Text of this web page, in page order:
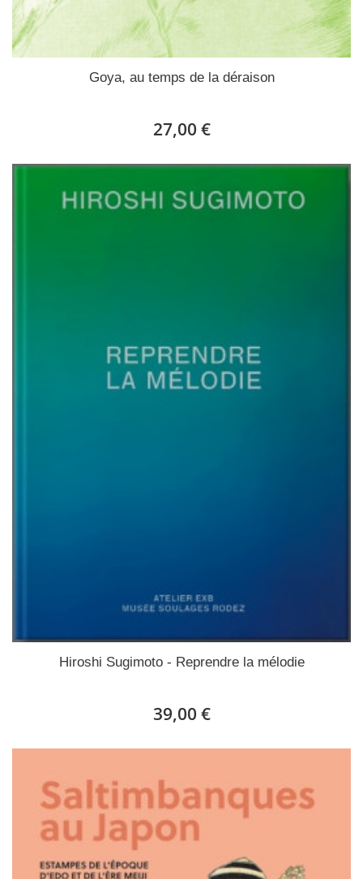
Goya, au temps de la déraison
27,00 €
Hiroshi Sugimoto - Reprendre la mélodie
39,00 €